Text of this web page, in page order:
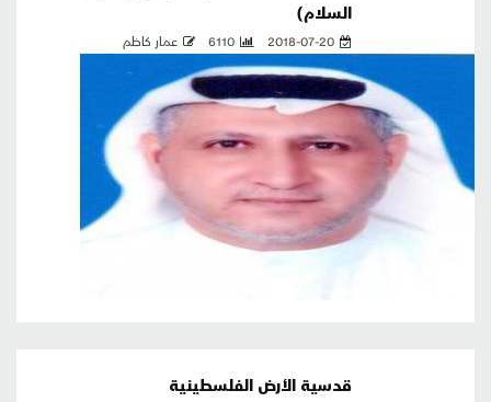
السلام)
2018-07-20
6110 عمار كاظم
قدسية الأرض الفلسطينية